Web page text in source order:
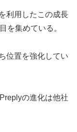
利用したこの成長
を集めている。
位置を強化してい
の進化は他社